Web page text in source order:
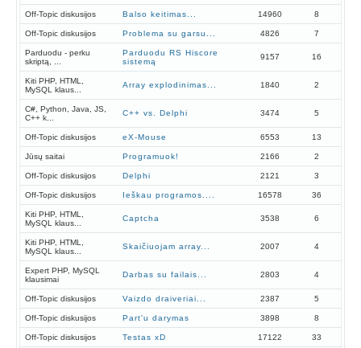
Off-Topic diskusijos Balso keitimas... 14960 8
Off-Topic diskusijos Problema su garsu... 4826 7
Parduodu - perku
skriptą, ...
Parduodu RS Hiscore
sistemą
9157 16
Kiti PHP, HTML,
MySQL klaus...
Array explodinimas... 1840 2
C#, Python, Java, JS,
C++ k...
C++ vs. Delphi 3474 5
Off-Topic diskusijos eX-Mouse 6553 13
Jūsų saitai Programuok! 2166 2
Off-Topic diskusijos Delphi 2121 3
Off-Topic diskusijos Ieškau programos.... 16578 36
Kiti PHP, HTML,
MySQL klaus...
Captcha 3538 6
Kiti PHP, HTML,
MySQL klaus...
Skaičiuojam array... 2007 4
Expert PHP, MySQL
klausimai
Darbas su failais... 2803 4
Off-Topic diskusijos Vaizdo draiveriai... 2387 5
Off-Topic diskusijos Part'u darymas 3898 8
Off-Topic diskusijos Testas xD 17122 33